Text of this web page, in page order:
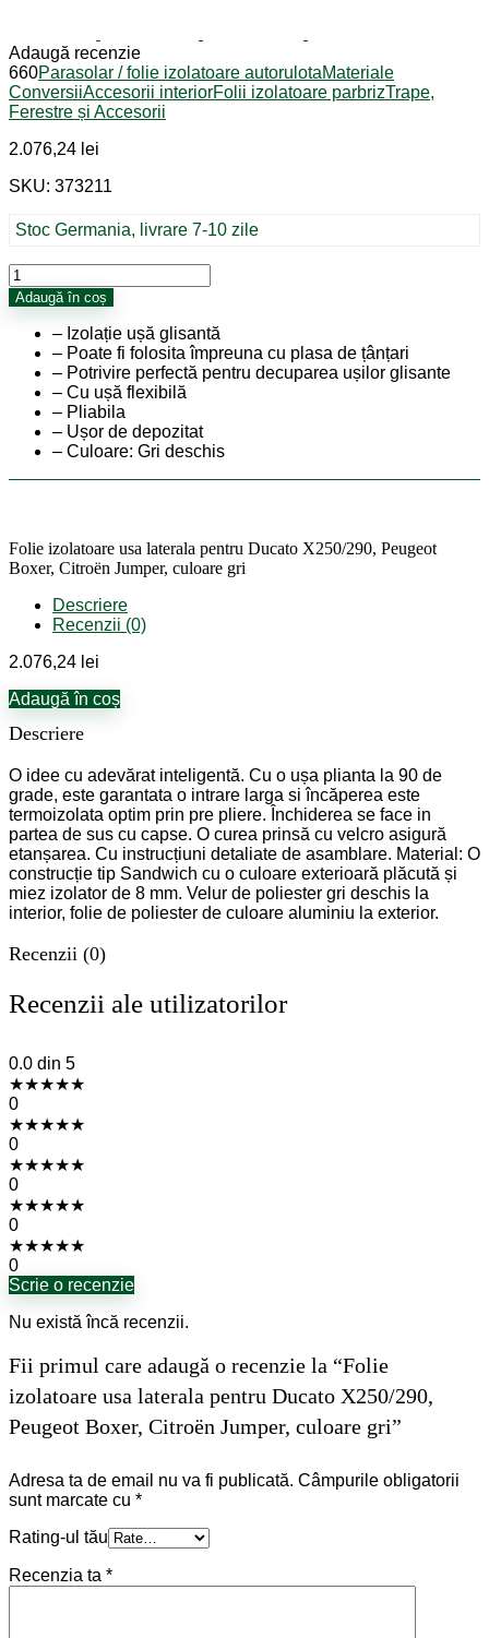
Adaugă recenzie
660Parasolar / folie izolatoare autorulotaMateriale
ConversiiAccesorii interiorFolii izolatoare parbrizTrape,
Ferestre și Accesorii
2.076,24 lei
SKU: 373211
Stoc Germania, livrare 7-10 zile
Cantitate
Folie
izolatoare
usa
laterala
pentru
Ducato
X250/290,
Peugeot
Boxer,
Adaugă în coș
– Izolație ușă glisantă
– Poate fi folosita împreuna cu plasa de țânțari
– Potrivire perfectă pentru decuparea ușilor glisante
– Cu ușă flexibilă
– Pliabila
– Ușor de depozitat
– Culoare: Gri deschis
Folie izolatoare usa laterala pentru Ducato X250/290, Peugeot
Boxer, Citroën Jumper, culoare gri
Descriere
Recenzii (0)
2.076,24 lei
Adaugă în coș
Descriere
O idee cu adevărat inteligentă. Cu o ușa plianta la 90 de
grade, este garantata o intrare larga si încăperea este
termoizolata optim prin pre pliere. Închiderea se face in
partea de sus cu capse. O curea prinsă cu velcro asigură
etanșarea. Cu instrucțiuni detaliate de asamblare. Material: O
construcție tip Sandwich cu o culoare exterioară plăcută și
miez izolator de 8 mm. Velur de poliester gri deschis la
interior, folie de poliester de culoare aluminiu la exterior.
Recenzii (0)
Recenzii ale utilizatorilor
0.0 din 5
★★★★★
0
★★★★★
0
★★★★★
0
★★★★★
0
★★★★★
0
Scrie o recenzie
Nu există încă recenzii.
Fii primul care adaugă o recenzie la “Folie
izolatoare usa laterala pentru Ducato X250/290,
Peugeot Boxer, Citroën Jumper, culoare gri”
Adresa ta de email nu va fi publicată. Câmpurile obligatorii
sunt marcate cu *
Rating-ul tău
Recenzia ta *